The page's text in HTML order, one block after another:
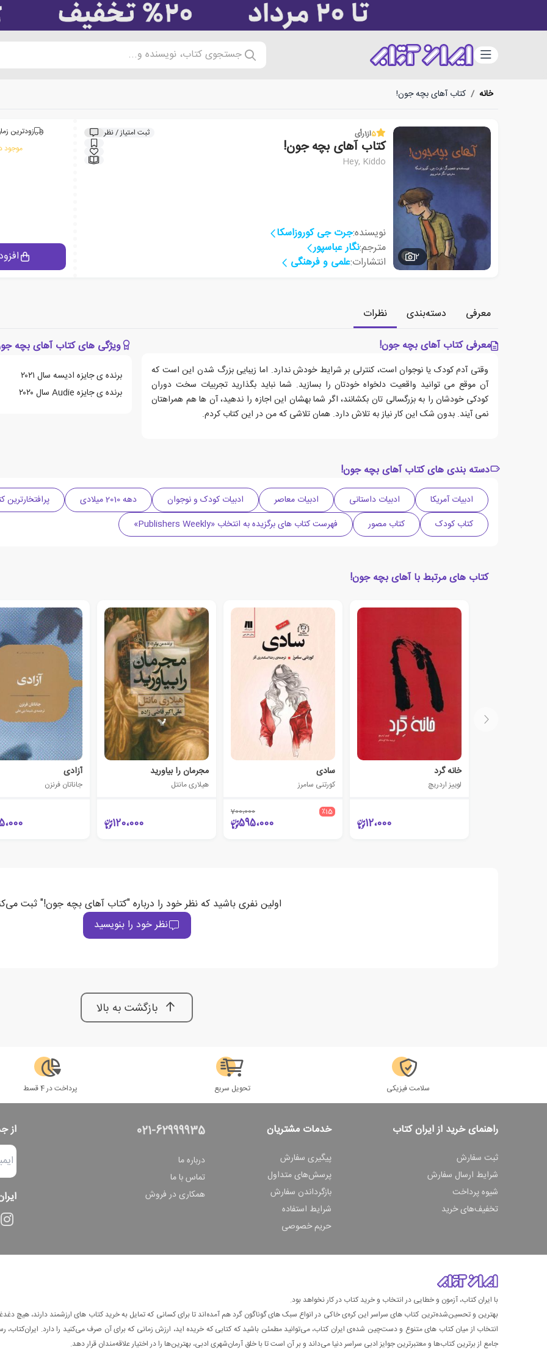
دسته‌بندی جستجوی کتاب، نویسنده و...
خانه / کتاب آهای بچه جون!
2
5از1رأی ثبت امتیاز / نظر
کتاب آهای بچه جون!
Hey, Kiddo
نویسنده:جرت جی کوروزاسکا
مترجم:نگار عباسپور
انتشارات:علمی و فرهنگی
زودترین
موجود
معرفی دسته‌بندی
نظرات
معرفی کتاب آهای بچه جون!
وقتی آدم کودک یا نوجوان است، کنترلی بر شرایط خودش ندارد. اما زیبایی بزرگ شدن این است که
آن موقع می توانید واقعیت دلخواه خودتان را بسازید. شما نباید بگذارید تجربیات سخت دوران
کودکی خودشان را به بزرگسالی تان بکشانند، اگر شما بهشان این اجازه را ندهید، آن ها هم همراهتان
نمی آیند. بدون شک این کار نیاز به تلاش دارد. همان تلاشی که من در این کتاب کردم.
ویژگی های کتاب آهای بچه
برنده ی جایزه ادیسه سال ۲۰۲۱
برنده ی جایزه Audie سال ۲۰۲۰
دسته بندی های کتاب آهای بچه جون!
ادبیات آمریکا ادبیات داستانی ادبیات معاصر ادبیات کودک و نوجوان دهه 2010 میلادی پرافتخارترین
کتاب کودک
کتاب مصور فهرست کتاب های برگزیده به انتخاب «Publishers Weekly»
کتاب های مرتبط با آهای بچه جون!
خانه گرد
لوییز اردریچ
12،000
سادی
کورتنی سامرز
٪15 700،000
595،000
مجرمان را بیاورید
هیلاری مانتل
120،000
آزادی
جاناتان فرنزن
اولین نفری باشید که نظر خود را درباره "کتاب آهای بچه جون!" ثبت
نظر خود را بنویسید
بازگشت به بالا
سلامت فیزیکی تحویل سریع پرداخت در 4 قسط
راهنمای خرید از ایران کتاب
ثبت سفارش
شرایط ارسال سفارش
شیوه پرداخت
تخفیف‌های خرید
خدمات مشتریان
پیگیری سفارش
پرسش‌های متداول
بازگرداندن سفارش
شرایط استفاده
حریم خصوصی
021-62999935
درباره ما
تماس با ما
همکاری در فروش
از
با ایران کتاب، آزمون و خطایی در انتخاب و خرید کتاب در کار نخواهد بود.
بهترین و تحسین‌شده‌ترین کتاب‌ های سراسر این کره‌ی خاکی در انواع سبک های گوناگون گرد هم آمده‌اند تا برای کسانی که تمایل به خرید کتاب های ارزشمند دارند، هیچ
انتخاب از میان کتاب های متنوع و دست‌چین شده‌ی ایران کتاب، می‌توانید مطمئن باشید که کتابی که خریده اید، ارزش زمانی که برای آن صرف می‌کنید را دارد. ایران‌کتاب،
جامع از برترین کتاب‌ها و معتبرترین جوایز ادبی سراسر دنیا می‌داند و بر آن است تا با خلق آرمان‌شهری ادبی، بهترین‌ها را در اختیار علاقه‌مندان قرار دهد.